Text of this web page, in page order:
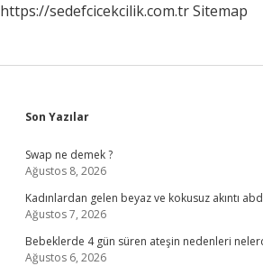
https://sedefcicekcilik.com.trSitemap
Sidebar
Son Yazılar
Swap ne demek ?
Ağustos 8, 2026
Kadınlardan gelen beyaz ve kokusuz akıntı
Ağustos 7, 2026
Bebeklerde 4 gün süren ateşin nedenleri
Ağustos 6, 2026